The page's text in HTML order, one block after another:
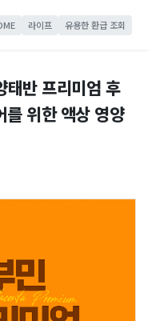
라이프 유용한 환급 조회
반 프리미엄 후
를 위한 액상 영양